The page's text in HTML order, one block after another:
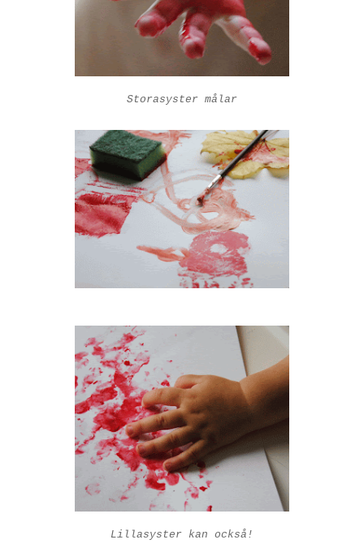
Storasyster målar
Lillasyster kan också!